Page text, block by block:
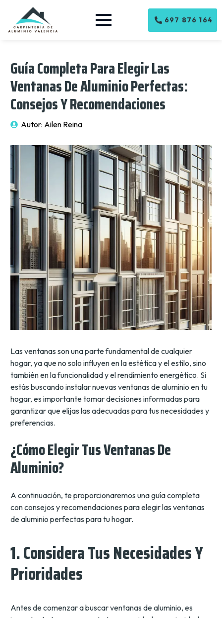
697 876 164
Guía Completa Para Elegir Las
Ventanas De Aluminio Perfectas:
Consejos Y Recomendaciones
Autor: Ailen Reina
Las ventanas son una parte fundamental de cualquier
hogar, ya que no solo influyen en la estética y el estilo, sino
también en la funcionalidad y el rendimiento energético. Si
estás buscando instalar nuevas ventanas de aluminio en tu
hogar, es importante tomar decisiones informadas para
garantizar que elijas las adecuadas para tus necesidades y
preferencias.
¿Cómo Elegir Tus Ventanas De
Aluminio?
A continuación, te proporcionaremos una guía completa
con consejos y recomendaciones para elegir las ventanas
de aluminio perfectas para tu hogar.
1. Considera Tus Necesidades Y
Prioridades
Antes de comenzar a buscar ventanas de aluminio, es